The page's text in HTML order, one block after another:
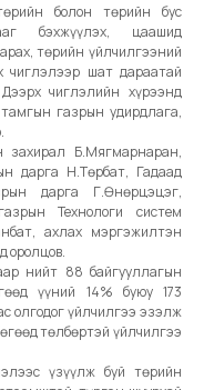
болон төрийн бус
бэхжүүлэх, цаашид
төрийн үйлчилгээний
чиглэлээр шат дараатай
чиглэлийн хүрээнд
газрын удирдлага,
захирал Б.Мягмарнаран,
дарга Н.Төрбат, Гадаад
дарга Г.Өнөрцэцэг,
Технологи систем
ахлах мэргэжилтэн
оролцов.
нийт 88 байгууллагын
үүний 14% буюу 173
олгодог үйлчилгээ эзэлж
төлбөртэй үйлчилгээ
үзүүлж буй төрийн